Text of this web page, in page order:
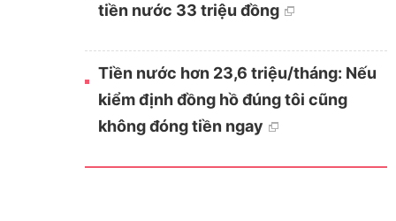
tiền nước 33 triệu đồng
Tiền nước hơn 23,6 triệu/tháng: Nếu
kiểm định đồng hồ đúng tôi cũng
không đóng tiền ngay